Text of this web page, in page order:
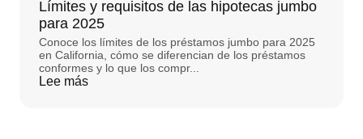
Límites y requisitos de las hipotecas jumbo
para 2025
Conoce los límites de los préstamos jumbo para 2025
en California, cómo se diferencian de los préstamos
conformes y lo que los compr...
Lee más